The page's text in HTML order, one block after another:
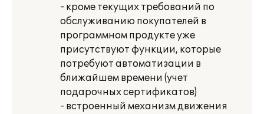
- кроме текущих требований по
обслуживанию покупателей в
программном продукте уже
присутствуют функции, которые
потребуют автоматизации в
ближайшем времени (учет
подарочных сертификатов)
- встроенный механизм движения